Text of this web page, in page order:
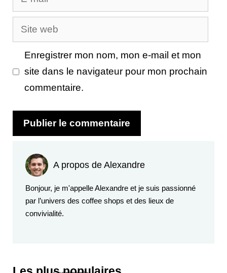
mail
Site
web
Enregistrer mon nom, mon e-mail et mon
site dans le navigateur pour mon prochain
commentaire.
A propos de Alexandre
Bonjour, je m'appelle Alexandre et je suis passionné
par l’univers des coffee shops et des lieux de
convivialité.